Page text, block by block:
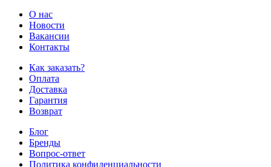
О нас
Новости
Вакансии
Контакты
Как заказать?
Оплата
Доставка
Гарантия
Возврат
Блог
Бренды
Вопрос-ответ
Политика конфиденциальности